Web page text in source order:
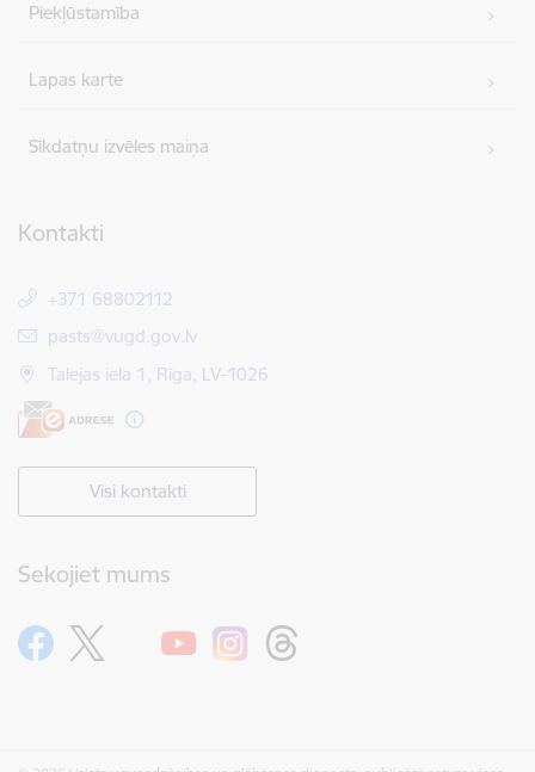
Piekļūstamība
Lapas karte
Sīkdatņu izvēles maiņa
Kontakti
+371 68802112
E-pasts:
pasts@vugd.gov.lv
Talejas iela 1, Rīga, LV-1026
Visi kontakti
Sekojiet mums